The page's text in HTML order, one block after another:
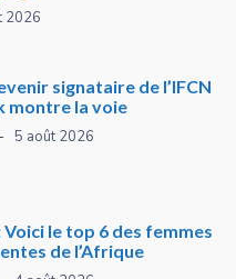
2026
signataire de l’IFCN
montre la voie
5 août 2026
le top 6 des femmes
de l’Afrique